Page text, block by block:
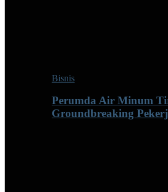
Bisnis
Perumda Air Minum
Groundbreaking